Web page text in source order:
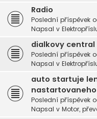
Radio
Poslední příspěvek
Napsal v
dialkovy central
Poslední příspěvek
Napsal v
auto startuje
Poslední příspěvek
Napsal v Motor,